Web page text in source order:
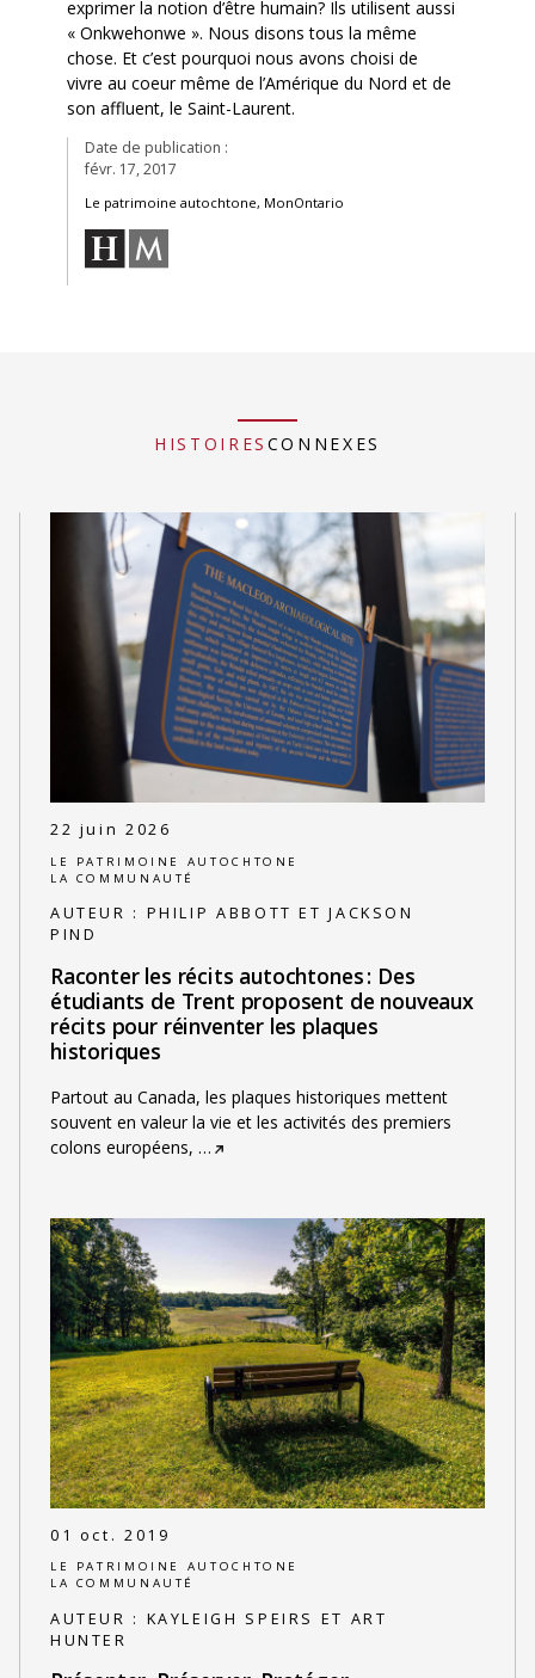
Date de publication :
févr. 17, 2017
Le patrimoine autochtone, MonOntario
exprimer la notion d’être humain? Ils utilisent aussi
« Onkwehonwe ». Nous disons tous la même
chose. Et c’est pourquoi nous avons choisi de
vivre au coeur même de l’Amérique du Nord et de
son affluent, le Saint-Laurent.
HISTOIRES CONNEXES
22 juin 2026
LE PATRIMOINE AUTOCHTONE
LA COMMUNAUTÉ
AUTEUR : PHILIP ABBOTT ET JACKSON
PIND
Raconter les récits autochtones : Des
étudiants de Trent proposent de nouveaux
récits pour réinventer les plaques
historiques
Partout au Canada, les plaques historiques mettent
souvent en valeur la vie et les activités des premiers
colons européens, …
01 oct. 2019
LE PATRIMOINE AUTOCHTONE
LA COMMUNAUTÉ
AUTEUR : KAYLEIGH SPEIRS ET ART
HUNTER